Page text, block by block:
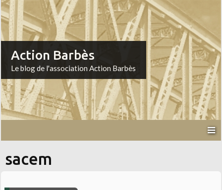
Action Barbès
Le blog de l'association Action Barbès
sacem